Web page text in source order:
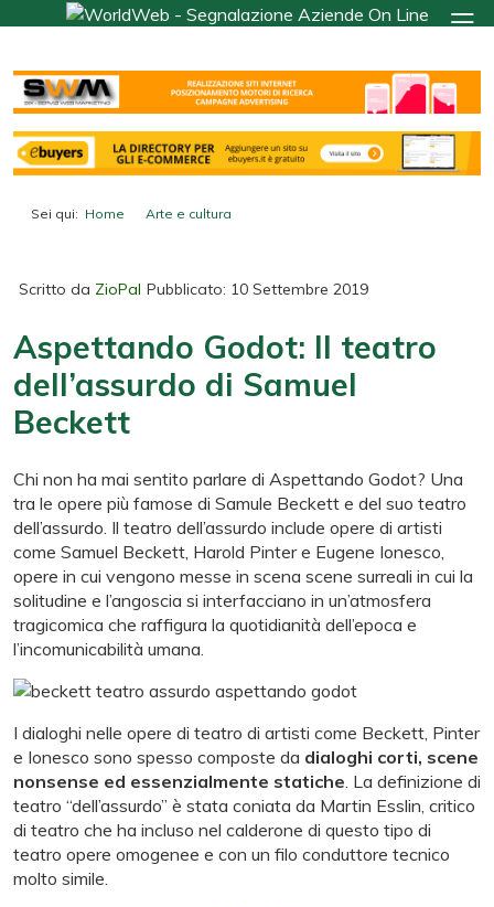
Sei qui: Home
Arte e cultura
Scritto da ZioPal Pubblicato: 10 Settembre 2019
Aspettando Godot: Il teatro
dell’assurdo di Samuel
Beckett
Chi non ha mai sentito parlare di Aspettando Godot? Una
tra le opere più famose di Samule Beckett e del suo teatro
dell’assurdo. Il teatro dell’assurdo include opere di artisti
come Samuel Beckett, Harold Pinter e Eugene Ionesco,
opere in cui vengono messe in scena scene surreali in cui la
solitudine e l’angoscia si interfacciano in un’atmosfera
tragicomica che raffigura la quotidianità dell’epoca e
l’incomunicabilità umana.
I dialoghi nelle opere di teatro di artisti come Beckett, Pinter
e Ionesco sono spesso composte da dialoghi corti, scene
nonsense ed essenzialmente statiche . La definizione di
teatro “dell’assurdo” è stata coniata da Martin Esslin, critico
di teatro che ha incluso nel calderone di questo tipo di
teatro opere omogenee e con un filo conduttore tecnico
molto simile.